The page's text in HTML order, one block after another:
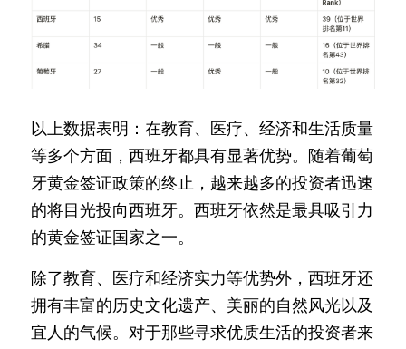
以上数据表明：在教育、医疗、经济和生活质量
等多个方面，西班牙都具有显著优势。随着葡萄
牙黄金签证政策的终止，越来越多的投资者迅速
的将目光投向西班牙。西班牙依然是最具吸引力
的黄金签证国家之一。
除了教育、医疗和经济实力等优势外，西班牙还
拥有丰富的历史文化遗产、美丽的自然风光以及
宜人的气候。对于那些寻求优质生活的投资者来